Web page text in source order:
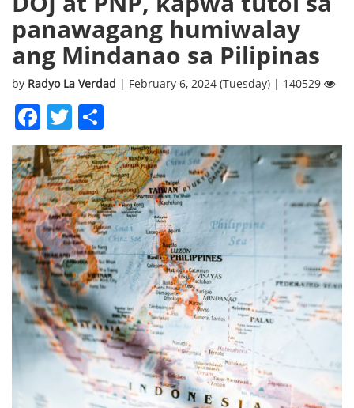
panawagang humiwalay
ang Mindanao sa Pilipinas
by Radyo La Verdad | February 6, 2024 (Tuesday) | 140529
Facebook
Twitter